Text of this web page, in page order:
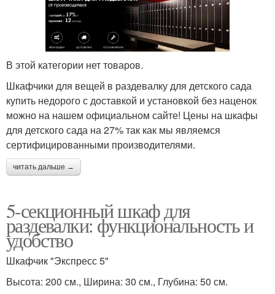
В этой категории нет товаров.
Шкафчики для вещей в раздевалку для детского сада
купить недорого с доставкой и установкой без наценок
можно на нашем официальном сайте! Цены на шкафы
для детского сада на 27% так как мы являемся
сертифицированными производителями.
читать дальше →
5-секционный шкаф для
раздевалки: функциональность и
удобство
Шкафчик "Экспресс 5"
Высота: 200 см., Ширина: 30 см., Глубина: 50 см.